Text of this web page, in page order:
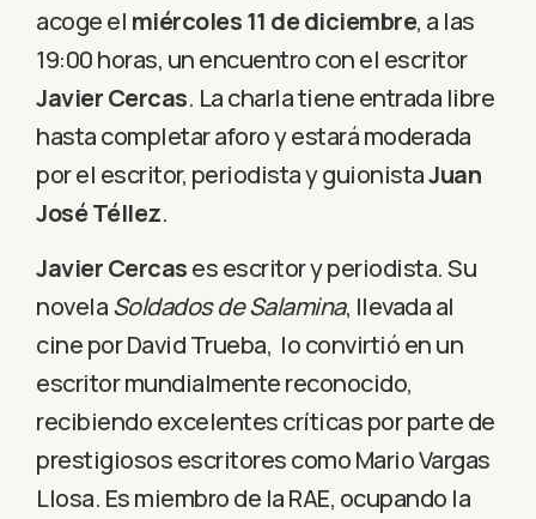
acoge el miércoles 11 de diciembre, a las
19:00 horas, un encuentro con el escritor
Javier Cercas. La charla tiene entrada libre
hasta completar aforo y estará moderada
por el escritor, periodista y guionistaJuan
José Téllez.
Javier Cercases escritor y periodista. Su
novelaSoldados de Salamina, llevada al
cine por David Trueba, lo convirtió en un
escritor mundialmente reconocido,
recibiendo excelentes críticas por parte de
prestigiosos escritores como Mario Vargas
Llosa. Es miembro de la RAE, ocupando la